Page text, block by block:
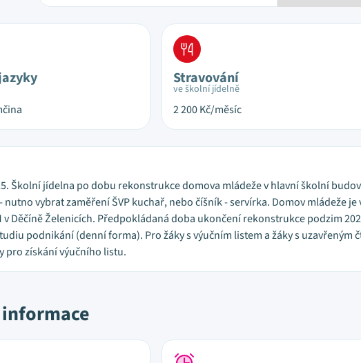
Stravování
ve školní jídelně
2 200Kč/měsíc
Školní jídelna po dobu rekonstrukce domova mládeže v hlavní školní
nutno vybrat zaměření ŠVP kuchař, nebo číšník - servírka. Domov mládeže
v Děčíně Želenicích. Předpokládaná doba ukončení rekonstrukce podzim
podnikání (denní forma). Pro žáky s výučním listem a žáky s
pro získání výučního listu.